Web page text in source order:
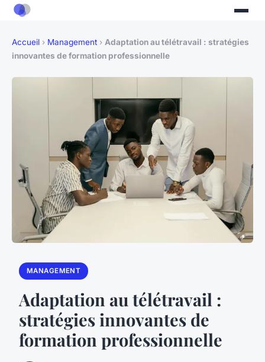
Accueil › Management › Adaptation au télétravail : stratégies
innovantes de formation professionnelle
MANAGEMENT
Adaptation au télétravail :
stratégies innovantes de
formation professionnelle